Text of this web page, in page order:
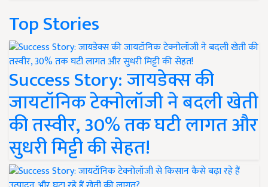
Top Stories
Success Story: जायडेक्स की
जायटॉनिक टेक्नोलॉजी ने बदली खेती
की तस्वीर, 30% तक घटी लागत और
सुधरी मिट्टी की सेहत!